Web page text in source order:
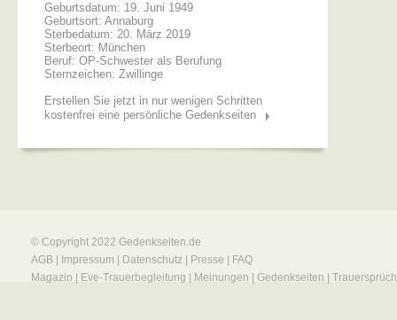
Geburtsdatum: 19. Juni 1949
Geburtsort: Annaburg
Sterbedatum: 20. März 2019
Sterbeort: München
Beruf: OP-Schwester als Berufung
Sternzeichen: Zwillinge
Erstellen Sie jetzt in nur wenigen Schritten
kostenfrei eine persönliche Gedenkseiten
© Copyright 2022 Gedenkseiten.de
AGB
Impressum Datenschutz Presse
FAQ
Magazin
Eve-Trauerbegleitung Meinungen Gedenkseiten